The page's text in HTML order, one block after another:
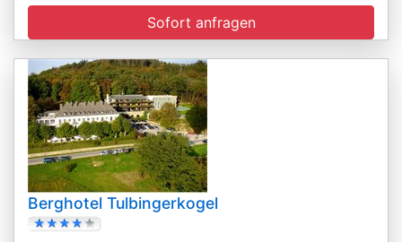
Sofort anfragen
Berghotel Tulbingerkogel